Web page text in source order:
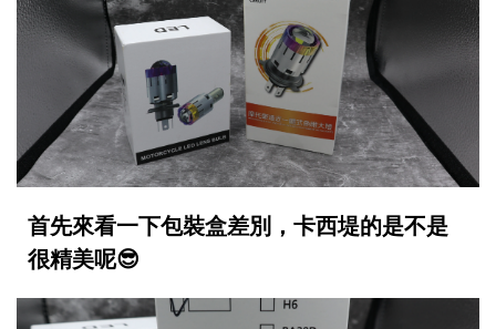
首先來看一下包裝盒差別，卡西堤的是不是
很精美呢😎